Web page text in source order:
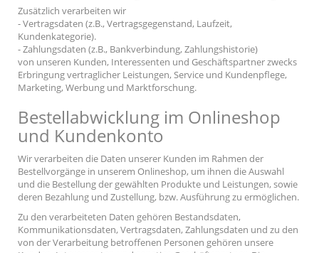
Zusätzlich verarbeiten wir
- Vertragsdaten (z.B., Vertragsgegenstand, Laufzeit,
Kundenkategorie).
- Zahlungsdaten (z.B., Bankverbindung, Zahlungshistorie)
von unseren Kunden, Interessenten und Geschäftspartner zwecks
Erbringung vertraglicher Leistungen, Service und Kundenpflege,
Marketing, Werbung und Marktforschung.
Bestellabwicklung im Onlineshop
und Kundenkonto
Wir verarbeiten die Daten unserer Kunden im Rahmen der
Bestellvorgänge in unserem Onlineshop, um ihnen die Auswahl
und die Bestellung der gewählten Produkte und Leistungen, sowie
deren Bezahlung und Zustellung, bzw. Ausführung zu ermöglichen.
Zu den verarbeiteten Daten gehören Bestandsdaten,
Kommunikationsdaten, Vertragsdaten, Zahlungsdaten und zu den
von der Verarbeitung betroffenen Personen gehören unsere